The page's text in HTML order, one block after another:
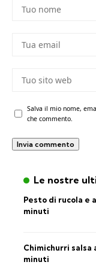
Salva il mio nome,
che commento.
Le nostre
Pesto di rucola e
minuti
Chimichurri salsa
minuti